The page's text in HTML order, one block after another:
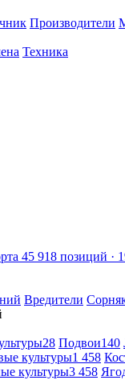
Производители
Техника
45 918 позиций ·
Вредители
28 Подвои140
культуры1 458
культуры3 458